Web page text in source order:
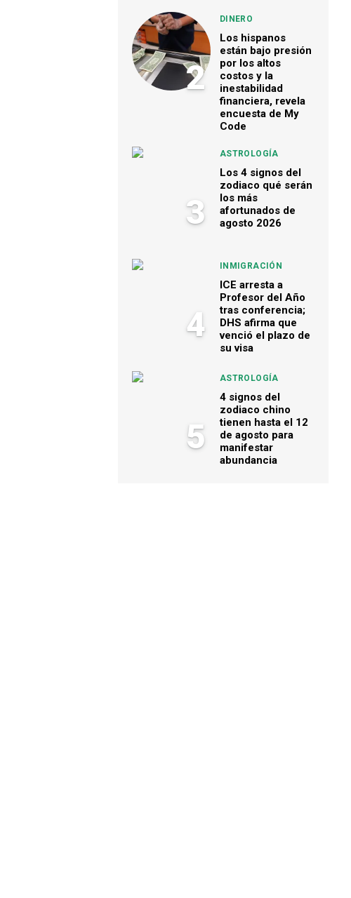
2
DINERO
Los hispanos
están bajo presión
por los altos
costos y la
inestabilidad
financiera, revela
encuesta de My
Code
3
ASTROLOGÍA
Los 4 signos del
zodiaco qué serán
los más
afortunados de
agosto 2026
4
INMIGRACIÓN
ICE arresta a
Profesor del Año
tras conferencia;
DHS afirma que
venció el plazo de
su visa
5
ASTROLOGÍA
4 signos del
zodiaco chino
tienen hasta el 12
de agosto para
manifestar
abundancia